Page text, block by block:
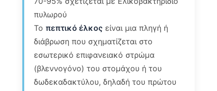
πυλωρού
Τοπεπτικό έλκος είναι μια πληγή ή
διάβρωση που σχηματίζεται στο
εσωτερικό επιφανειακό στρώμα
(βλεννογόνο) του στομάχου ή του
δωδεκαδακτύλου, δηλαδή του πρώτου